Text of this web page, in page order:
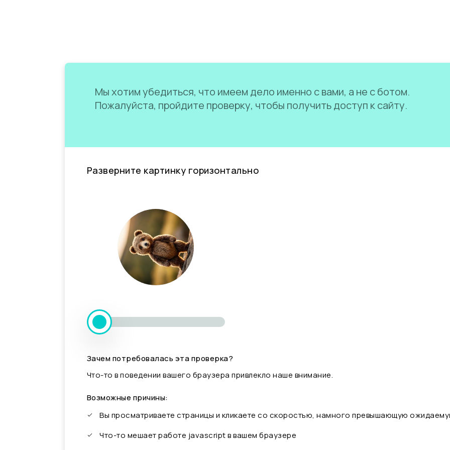
Мы хотим убедиться, что имеем дело именно с вами, а не с ботом.
Пожалуйста, пройдите проверку, чтобы получить доступ к сайту.
Разверните картинку горизонтально
Зачем потребовалась эта проверка?
Что-то в поведении вашего браузера привлекло наше внимание.
Возможные причины:
Вы просматриваете страницы и кликаете со скоростью, намного превышающую
Что-то мешает работе javascript в вашем браузере